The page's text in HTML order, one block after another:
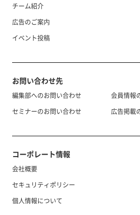
チーム紹介
広告のご案内
イベント投稿
お問い合わせ先
編集部へのお問い合わせ
セミナーのお問い合わせ
会員情報
広告掲載
コーポレート情報
会社概要
セキュリティポリシー
個人情報について